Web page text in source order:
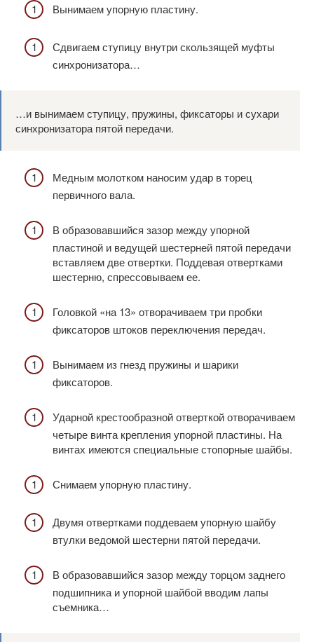
Вынимаем упорную пластину.
Сдвигаем ступицу внутри скользящей муфты
синхронизатора…
…и вынимаем ступицу, пружины, фиксаторы и сухари
синхронизатора пятой передачи.
Медным молотком наносим удар в торец
первичного вала.
В образовавшийся зазор между упорной
пластиной и ведущей шестерней пятой передачи
вставляем две отвертки. Поддевая отвертками
шестерню, спрессовываем ее.
Головкой «на 13» отворачиваем три пробки
фиксаторов штоков переключения передач.
Вынимаем из гнезд пружины и шарики
фиксаторов.
Ударной крестообразной отверткой отворачиваем
четыре винта крепления упорной пластины. На
винтах имеются специальные стопорные шайбы.
Снимаем упорную пластину.
Двумя отвертками поддеваем упорную шайбу
втулки ведомой шестерни пятой передачи.
В образовавшийся зазор между торцом заднего
подшипника и упорной шайбой вводим лапы
съемника…